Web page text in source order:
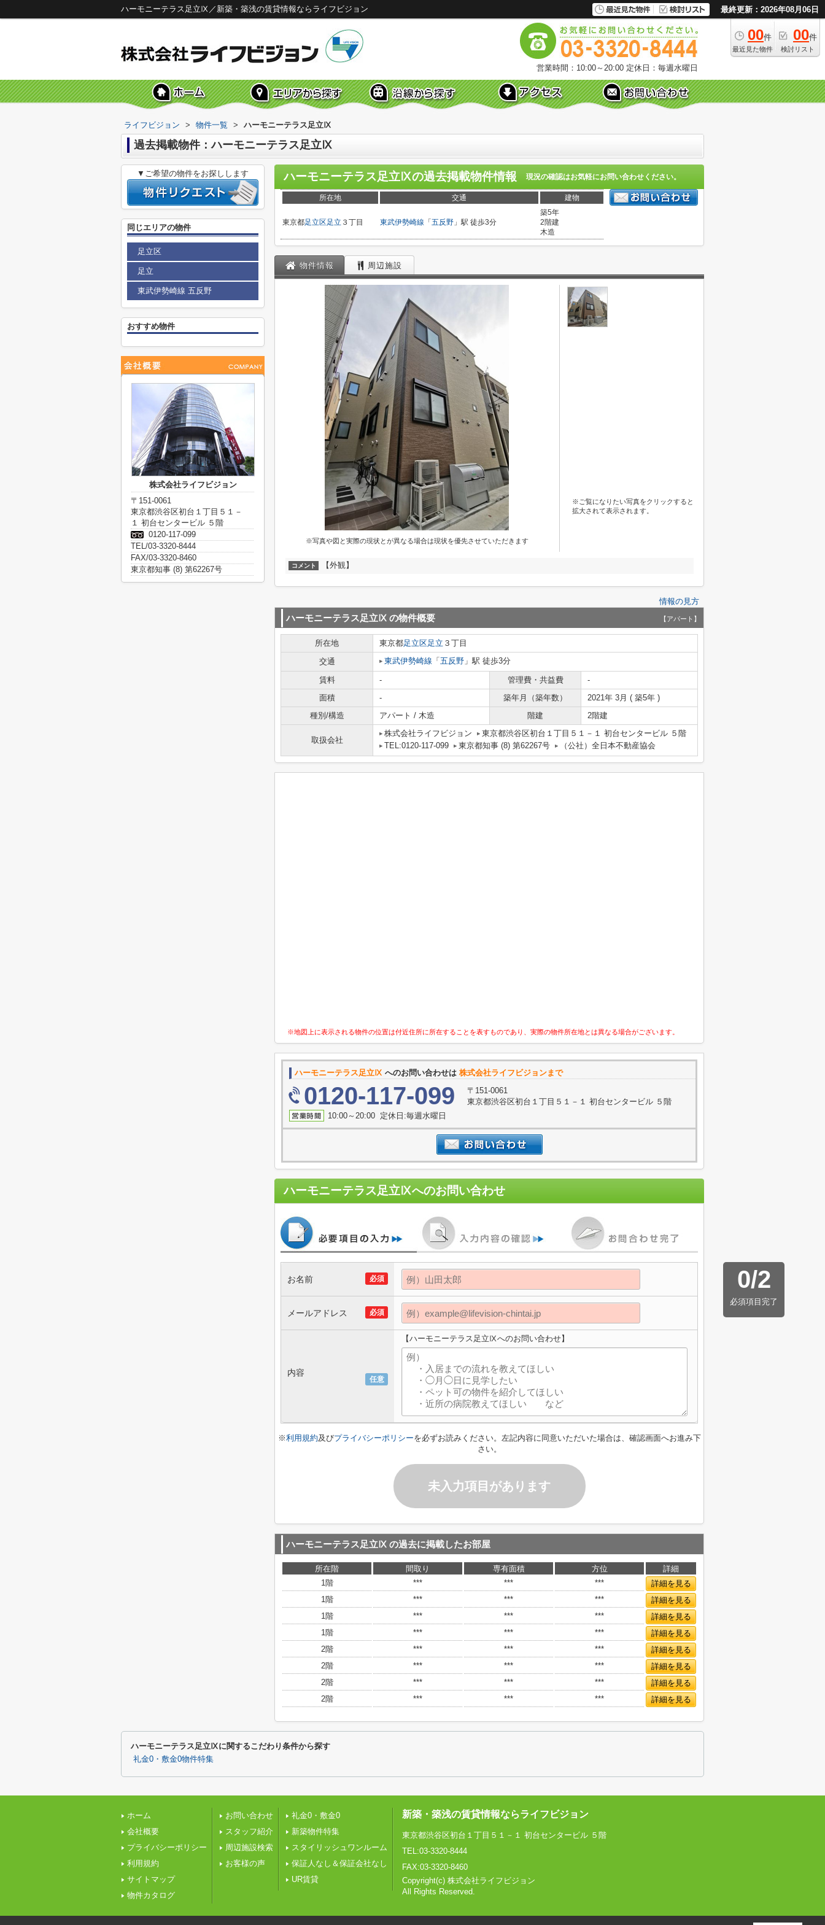
ハーモニーテラス足立Ⅸ／新築・築浅の賃貸情報ならライフビジョン 最終更新：2026年08月06日
00件
最近見た物件
00件
検討リスト
営業時間：10:00～20:00 定休日：毎週水曜日
ライフビジョン > 物件一覧 > ハーモニーテラス足立Ⅸ
過去掲載物件：ハーモニーテラス足立Ⅸ
ハーモニーテラス足立Ⅸの過去掲載物件情報 現況の確認はお気軽にお問い合わせください。
所在地 交通 建物
東京都足立区足立 ３丁目 東武伊勢崎線 「 五反野 」駅 徒歩3分
築5年
2階建
木造
物件情報 周辺施設
※写真や図と実際の現状とが異なる場合は現状を優先させていただきます
※ご覧になりたい写真をクリックすると
拡大されて表示されます。
コメント 【外観】
情報の見方
ハーモニーテラス足立Ⅸ の物件概要 【アパート】
所在地 東京都足立区足立 ３丁目
交通
東武伊勢崎線 「 五反野 」駅 徒歩3分
賃料 - 管理費・共益費
-
面積
- 築年月（築年数）
2021年 3月 ( 築5年 )
種別/構造
アパート / 木造 階建 2階建
取扱会社
株式会社ライフビジョン
東京都渋谷区初台１丁目５１－１ 初台センタービル ５階
TEL:0120-117-099
東京都知事 (8) 第62267号 （公社）全日本不動産協会
※地図上に表示される物件の位置は付近住所に所在することを表すものであり、実際の物件所在地とは異なる場合がございます。
ハーモニーテラス足立Ⅸ へのお問い合わせは 株式会社ライフビジョンまで
0120-117-099
〒151-0061
東京都渋谷区初台１丁目５１－１ 初台センタービル ５階
10:00～20:00 定休日:毎週水曜日
ハーモニーテラス足立Ⅸへのお問い合わせ
0/2
必須項目完了
必須
お名前
必須
メールアドレス
任意
内容
【ハーモニーテラス足立Ⅸへのお問い合わせ】
※利用規約及びプライバシーポリシーを必ずお読みください。左記内容に同意いただいた場合は、確認画面へお進み下
さい。
未入力項目があります
ハーモニーテラス足立Ⅸ の過去に掲載したお部屋
所在階 間取り 専有面積 方位
詳細
1階
*** *** ***
詳細を見る
1階
*** *** ***
詳細を見る
1階
*** *** ***
詳細を見る
1階
*** *** ***
詳細を見る
2階
*** *** ***
詳細を見る
2階
*** *** ***
詳細を見る
2階
*** *** ***
詳細を見る
2階
*** *** *** 詳細を見る
▼ご希望の物件をお探しします
同じエリアの物件
足立区
足立
東武伊勢崎線 五反野
おすすめ物件
株式会社ライフビジョン
〒151-0061
東京都渋谷区初台１丁目５１－
１ 初台センタービル ５階
0120-117-099
TEL/03-3320-8444
FAX/03-3320-8460
東京都知事 (8) 第62267号
ハーモニーテラス足立Ⅸに関するこだわり条件から探す
礼金0・敷金0物件特集
ホーム
会社概要
プライバシーポリシー
利用規約
サイトマップ
物件カタログ
お問い合わせ
スタッフ紹介
周辺施設検索
お客様の声
礼金0・敷金0
新築物件特集
スタイリッシュワンルーム
保証人なし＆保証会社なし
UR賃貸
新築・築浅の賃貸情報ならライフビジョン
東京都渋谷区初台１丁目５１－１ 初台センタービル ５階
TEL:03-3320-8444
FAX:03-3320-8460
Copyright(c) 株式会社ライフビジョン
All Rights Reserved.